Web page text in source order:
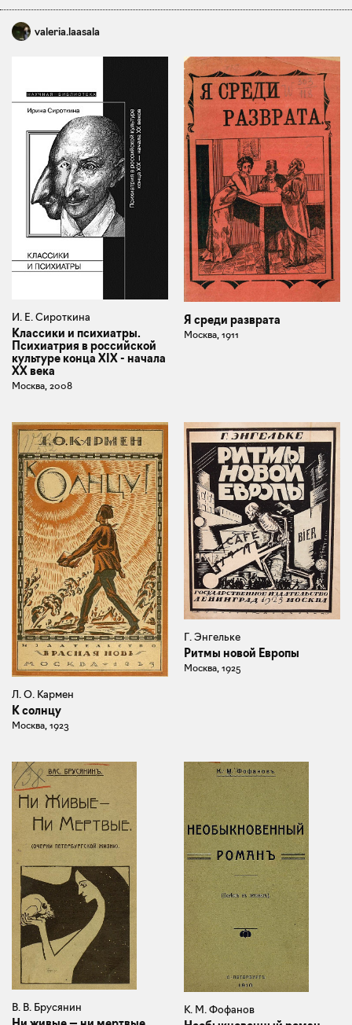
valeria.laasala
И. Е. Сироткина
Классики и психиатры.
Психиатрия в российской
культуре конца XIX - начала
ХХ века
Москва, 2008
Я среди разврата
Москва, 1911
Л. О. Кармен
К солнцу
Москва, 1923
Г. Энгельке
Ритмы новой Европы
Москва, 1925
В. В. Брусянин К. М. Фофанов